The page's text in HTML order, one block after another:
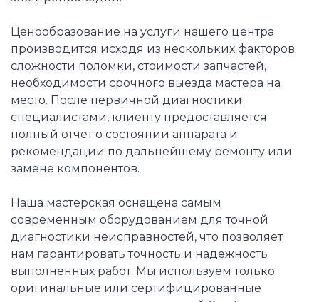
Ценообразование на услуги нашего центра
производится исходя из нескольких факторов:
сложности поломки, стоимости запчастей,
необходимости срочного выезда мастера на
место. После первичной диагностики
специалистами, клиенту предоставляется
полный отчет о состоянии аппарата и
рекомендации по дальнейшему ремонту или
замене компонентов.
Наша мастерская оснащена самым
современным оборудованием для точной
диагностики неисправностей, что позволяет
нам гарантировать точность и надежность
выполненных работ. Мы используем только
оригинальные или сертифицированные